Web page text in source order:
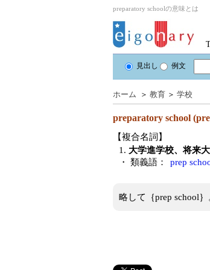
preparatory schoolの意味とは
見出し 例文
ホーム ＞ 教育 ＞ 学校
preparatory school
【複合名詞】
1. 大学進学校、将来
・ 類義語：
prep
略して｛prep school｝